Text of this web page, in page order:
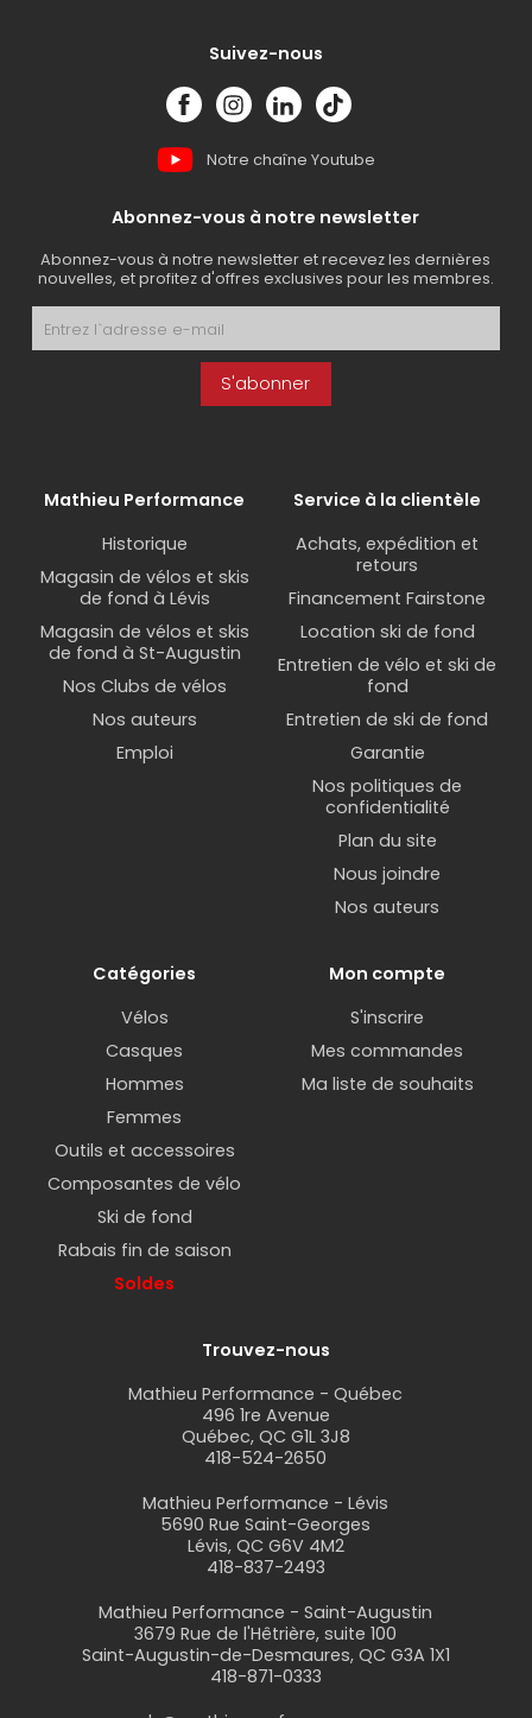
Suivez-nous
Notre chaîne Youtube
Abonnez-vous à notre newsletter
Abonnez-vous à notre newsletter et recevez les dernières
nouvelles, et profitez d'offres exclusives pour les membres.
S'abonner
Mathieu Performance
Historique
Magasin de vélos et skis
de fond à Lévis
Magasin de vélos et skis
de fond à St-Augustin
Nos Clubs de vélos
Nos auteurs
Emploi
Service à la clientèle
Achats, expédition et
retours
Financement Fairstone
Location ski de fond
Entretien de vélo et ski de
fond
Entretien de ski de fond
Garantie
Nos politiques de
confidentialité
Plan du site
Nous joindre
Nos auteurs
Catégories
Vélos
Casques
Hommes
Femmes
Outils et accessoires
Composantes de vélo
Ski de fond
Rabais fin de saison
Soldes
Mon compte
S'inscrire
Mes commandes
Ma liste de souhaits
Trouvez-nous
Mathieu Performance - Québec
496 1re Avenue
Québec, QC G1L 3J8
418-524-2650
Mathieu Performance - Lévis
5690 Rue Saint-Georges
Lévis, QC G6V 4M2
418-837-2493
Mathieu Performance - Saint-Augustin
3679 Rue de l'Hêtrière, suite 100
Saint-Augustin-de-Desmaures, QC G3A 1X1
418-871-0333